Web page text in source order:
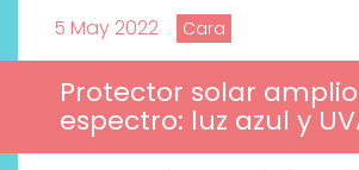
5 May 2022 Cara
Protector solar amplio
espectro: luz azul y